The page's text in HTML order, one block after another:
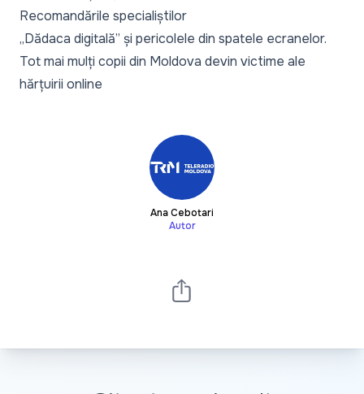
Recomandările specialiștilor
„Dădaca digitală” și pericolele din spatele ecranelor.
Tot mai mulți copii din Moldova devin victime ale
hărțuirii online
Ana Cebotari
Autor